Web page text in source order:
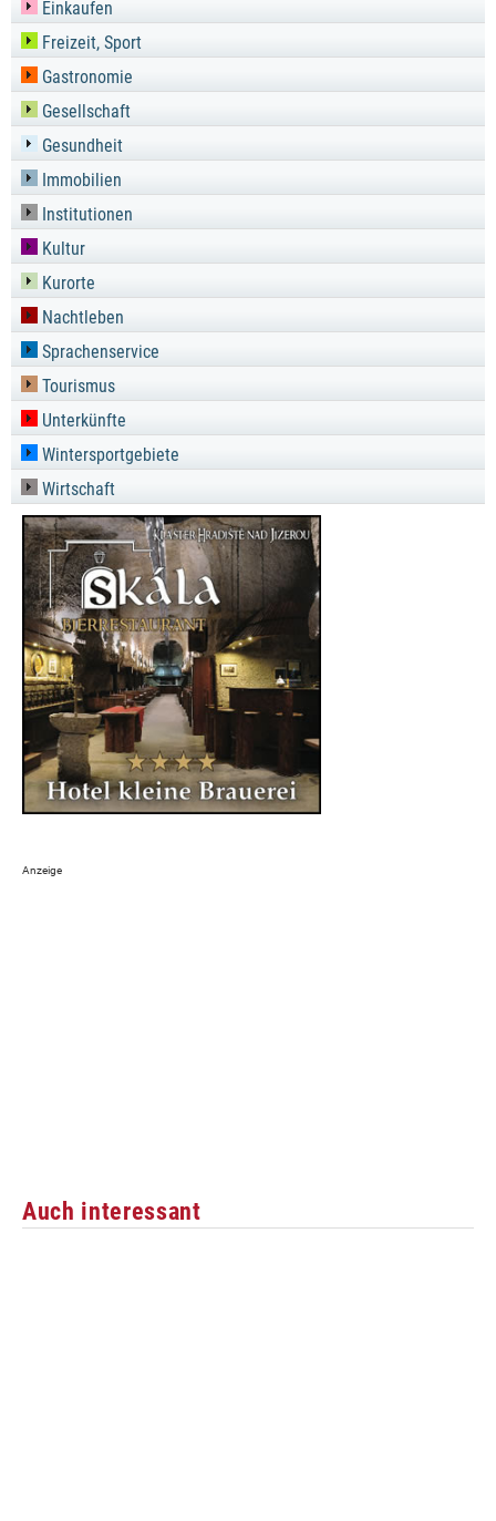
Einkaufen
Freizeit, Sport
Gastronomie
Gesellschaft
Gesundheit
Immobilien
Institutionen
Kultur
Kurorte
Nachtleben
Sprachenservice
Tourismus
Unterkünfte
Wintersportgebiete
Wirtschaft
Auch interessant